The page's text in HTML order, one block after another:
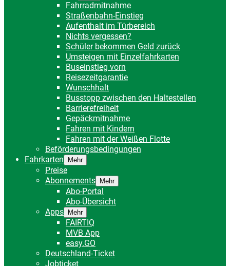
Fahrradmitnahme
Straßenbahn-Einstieg
Aufenthalt im Türbereich
Nichts vergessen?
Schüler bekommen Geld zurück
Umsteigen mit Einzelfahrkarten
Buseinstieg vorn
Reisezeitgarantie
Wunschhalt
Busstopp zwischen den Haltestellen
Barrierefreiheit
Gepäckmitnahme
Fahren mit Kindern
Fahren mit der Weißen Flotte
Beförderungsbedingungen
Fahrkarten
Mehr
Preise
Abonnements
Mehr
Abo-Portal
Abo-Übersicht
Apps
Mehr
FAIRTIQ
MVB App
easy.GO
Deutschland-Ticket
Jobticket